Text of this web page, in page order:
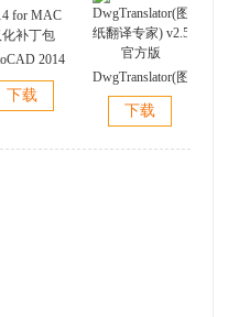
2014
汉化补
丁包
下载
DwgTranslator(图
纸翻译专家)
v2.5 官方版
下载